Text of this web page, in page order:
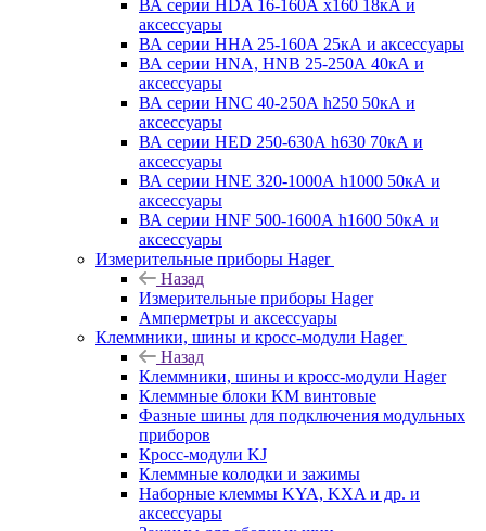
ВА серии HDA 16-160А x160 18кА и
аксессуары
ВА серии HHA 25-160А 25кА и аксессуары
ВА серии HNA, HNB 25-250А 40кА и
аксессуары
ВА серии HNC 40-250А h250 50кА и
аксессуары
ВА серии HED 250-630А h630 70кА и
аксессуары
ВА серии HNE 320-1000А h1000 50кА и
аксессуары
ВА серии HNF 500-1600А h1600 50кА и
аксессуары
Измерительные приборы Hager
Назад
Измерительные приборы Hager
Амперметры и аксессуары
Клеммники, шины и кросс-модули Hager
Назад
Клеммники, шины и кросс-модули Hager
Клеммные блоки KM винтовые
Фазные шины для подключения модульных
приборов
Кросс-модули KJ
Клеммные колодки и зажимы
Наборные клеммы KYA, KXA и др. и
аксессуары